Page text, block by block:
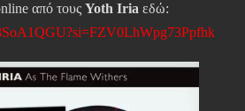
από τους Yoth Iria εδώ: